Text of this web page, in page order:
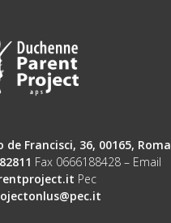
de Francisci, 36, 00165, Roma
Fax 0666188428 – Email
Pec